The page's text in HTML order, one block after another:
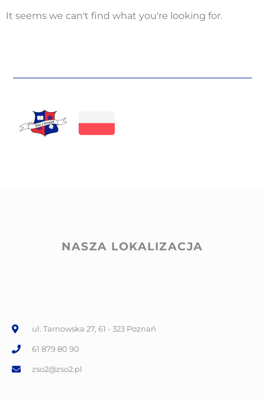
It seems we can't find what you're looking for.
NASZA LOKALIZACJA
ul. Tarnowska 27, 61 - 323 Poznań
61 879 80 90
zso2@zso2.pl